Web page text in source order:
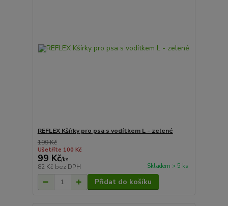
REFLEX Kšírky pro psa s vodítkem L - zelené
199 Kč
Ušetříte 100 Kč
99 Kč/ks
82 Kč bez DPH Skladem > 5 ks
Přidat do košíku